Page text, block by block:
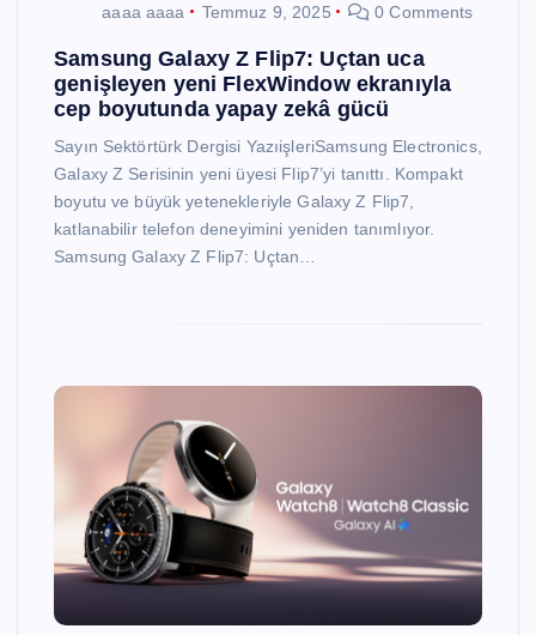
aaaa aaaa Temmuz 9, 2025 0 Comments
Samsung Galaxy Z Flip7: Uçtan uca
genişleyen yeni FlexWindow ekranıyla
cep boyutunda yapay zekâ gücü
Sayın Sektörtürk Dergisi YazıişleriSamsung Electronics,
Galaxy Z Serisinin yeni üyesi Flip7’yi tanıttı. Kompakt
boyutu ve büyük yetenekleriyle Galaxy Z Flip7,
katlanabilir telefon deneyimini yeniden tanımlıyor.
Samsung Galaxy Z Flip7: Uçtan…